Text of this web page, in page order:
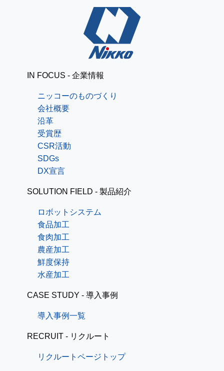
IN FOCUS - 企業情報
ニッコーのものづくり
会社概要
沿革
受賞歴
CSR活動
SDGs
DX宣言
SOLUTION FIELD - 製品紹介
ロボットシステム
食品加工
食肉加工
農産加工
鮮度保持
水産加工
CASE STUDY - 導入事例
導入事例一覧
RECRUIT - リクルート
リクルートページトップ